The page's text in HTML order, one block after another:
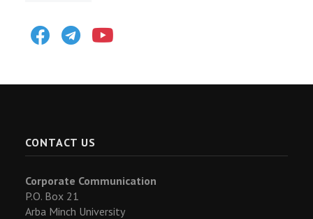
FacebookTelegram
CONTACT US
Corporate Communication
P.O. Box 21
Arba Minch University